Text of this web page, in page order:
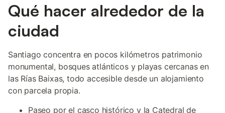
Qué hacer alrededor de la
ciudad
Santiago concentra en pocos kilómetros patrimonio
monumental, bosques atlánticos y playas cercanas en
las Rías Baixas, todo accesible desde un alojamiento
con parcela propia.
Paseo por el casco histórico y la Catedral de